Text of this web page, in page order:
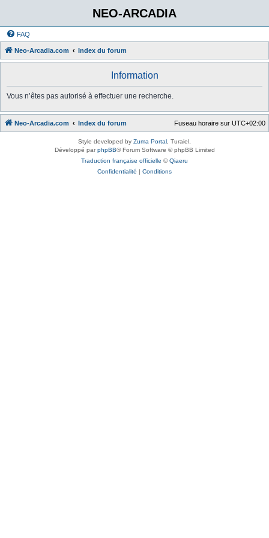
NEO-ARCADIA
FAQ
Neo-Arcadia.com Index du forum
Information
Vous n’êtes pas autorisé à effectuer une recherche.
Neo-Arcadia.com Index du forum Fuseau horaire sur UTC+02:00
Style developed by Zuma Portal , Turaiel,
Développé parphpBB® Forum Software © phpBB Limited
Traduction française officielle ©Qiaeru
Confidentialité | Conditions